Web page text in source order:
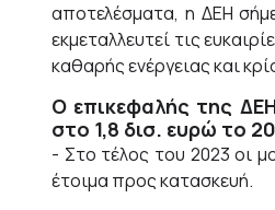
αποτελέσματα, η ΔΕΗ
εκμεταλλευτεί τις
καθαρής ενέργειας και
Ο επικεφαλής της
στο 1,8 δισ. ευρώ το
- Στο τέλος του 2023 οι
έτοιμα προς κατασκευή.